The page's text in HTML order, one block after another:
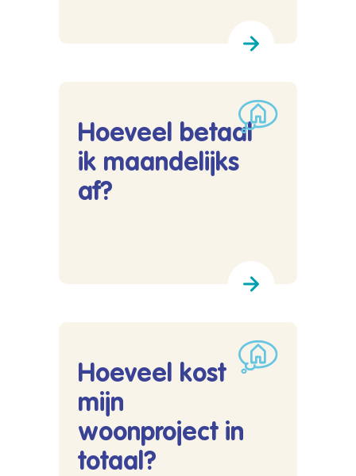
Hoeveel betaal
ik maandelijks
af?
Hoeveel kost
mijn
woonproject in
totaal?